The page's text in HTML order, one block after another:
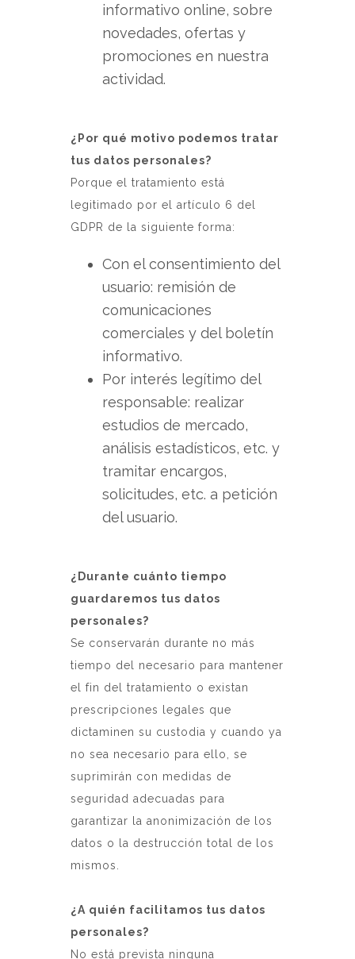
informativo online, sobre
novedades, ofertas y
promociones en nuestra
actividad.
¿Por qué motivo podemos tratar
tus datos personales?
Porque el tratamiento está
legitimado por el artículo 6 del
GDPR de la siguiente forma:
Con el consentimiento del
usuario: remisión de
comunicaciones
comerciales y del boletín
informativo.
Por interés legítimo del
responsable: realizar
estudios de mercado,
análisis estadísticos, etc. y
tramitar encargos,
solicitudes, etc. a petición
del usuario.
¿Durante cuánto tiempo
guardaremos tus datos
personales?
Se conservarán durante no más
tiempo del necesario para mantener
el fin del tratamiento o existan
prescripciones legales que
dictaminen su custodia y cuando ya
no sea necesario para ello, se
suprimirán con medidas de
seguridad adecuadas para
garantizar la anonimización de los
datos o la destrucción total de los
mismos.
¿A quién facilitamos tus datos
personales?
No está prevista ninguna